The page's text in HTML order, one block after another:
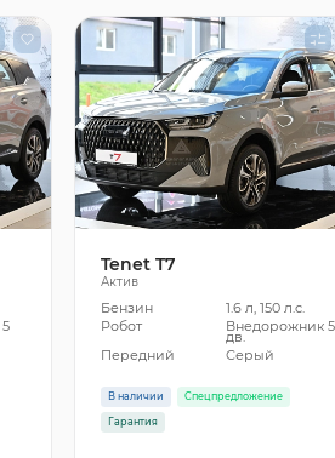
Tenet T7
Актив
Бензин
1.6 л, 150 л.с.
Робот
Внедорожник 5
дв.
Передний
Серый
В наличии Спецпредложение
Гарантия